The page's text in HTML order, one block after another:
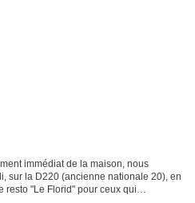
immédiat de la maison, nous
sur la D220 (ancienne nationale 20), en
resto "Le Florid" pour ceux qui